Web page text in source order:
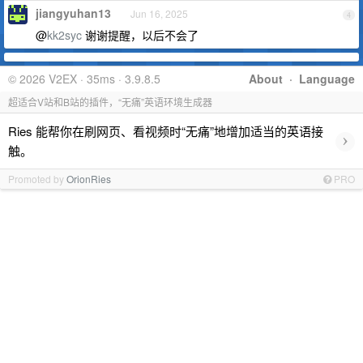
4
jiangyuhan13 Jun 16, 2025
@kk2syc 谢谢提醒，以后不会了
About · Language
© 2026 V2EX · 35ms · 3.9.8.5
超适合V站和B站的插件，“无痛”英语环境生成器
Ries 能帮你在刷网页、看视频时“无痛”地增加适当的英语接
触。
›
Promoted byOrionRies PRO